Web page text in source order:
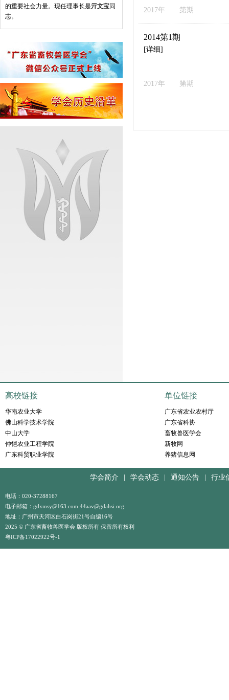
的重要社会力量。现任理事长是亓文宝同
志。
2017年 第期
2014第1期
[详细]
2017年 第期
高校链接
华南农业大学
佛山科学技术学院
中山大学
仲恺农业工程学院
广东科贸职业学院
单位链接
广东省农业农村厅
广东省科协
畜牧兽医学会
新牧网
养猪信息网
学会简介 学会动态 通知公告 行业
电话：020-37288167
电子邮箱：gdxmsy@163.com 44aav@gdahsi.org
地址：广州市天河区白石岗街21号自编16号
2025 © 广东省畜牧兽医学会 版权所有 保留所有权利
粤ICP备17022922号-1